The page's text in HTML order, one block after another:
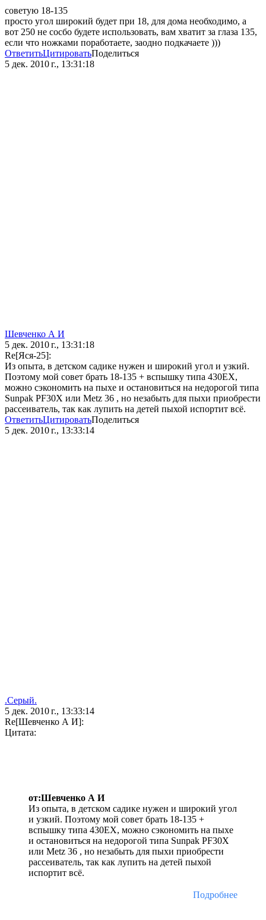
советую 18-135
просто угол широкий будет при 18, для дома необходимо, а
вот 250 не сосбо будете использовать, вам хватит за глаза 135,
если что ножками поработаете, заодно подкачаете )))
ОтветитьЦитироватьПоделиться
5 дек. 2010 г., 13:31:18
Шевченко А И
5 дек. 2010 г., 13:31:18
Re[Яся-25]:
Из опыта, в детском садике нужен и широкий угол и узкий.
Поэтому мой совет брать 18-135 + вспышку типа 430EX,
можно сэкономить на пыхе и остановиться на недорогой типа
Sunpak PF30X или Metz 36 , но незабыть для пыхи приобрести
рассеиватель, так как лупить на детей пыхой испортит всё.
ОтветитьЦитироватьПоделиться
5 дек. 2010 г., 13:33:14
.Серый.
5 дек. 2010 г., 13:33:14
Re[Шевченко А И]:
Цитата:
от:Шевченко А И
Из опыта, в детском садике нужен и широкий угол
и узкий. Поэтому мой совет брать 18-135 +
вспышку типа 430EX, можно сэкономить на пыхе
и остановиться на недорогой типа Sunpak PF30X
или Metz 36 , но незабыть для пыхи приобрести
рассеиватель, так как лупить на детей пыхой
испортит всё.
Подробнее